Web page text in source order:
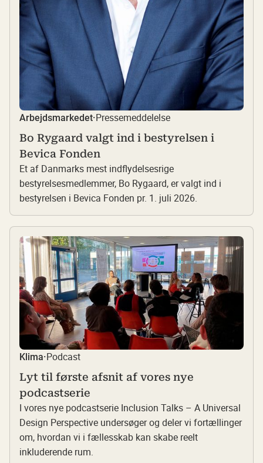
Arbejdsmarkedet·Pressemeddelelse
Bo Rygaard valgt ind i bestyrelsen i
Bevica Fonden
Et af Danmarks mest indflydelsesrige
bestyrelsesmedlemmer, Bo Rygaard, er valgt ind i
bestyrelsen i Bevica Fonden pr. 1. juli 2026.
Klima·Podcast
Lyt til første afsnit af vores nye
podcastserie
I vores nye podcastserie Inclusion Talks – A Universal
Design Perspective undersøger og deler vi fortællinger
om, hvordan vi i fællesskab kan skabe reelt
inkluderende rum.